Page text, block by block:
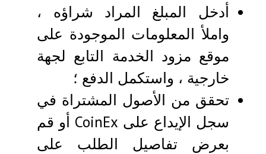
أدخل المبلغ المراد شراؤه ،
واملأ المعلومات الموجودة على
موقع مزود الخدمة التابع لجهة
خارجية ، واستكمل الدفع ؛
تحقق من الأصول المشتراة في
سجل الإيداع على CoinEx أو قم
بعرض تفاصيل الطلب على